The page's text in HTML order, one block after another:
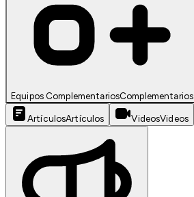
Equipos ComplementariosComplementarios
ArtículosArtículos VideosVideos